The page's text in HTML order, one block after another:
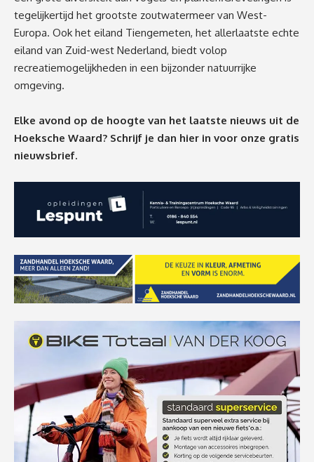
tegelijkertijd het grootste zoutwatermeer van West-
Europa. Ook het eiland Tiengemeten, het allerlaatste echte
eiland van Zuid-west Nederland, biedt volop
recreatiemogelijkheden in een bijzonder natuurrijke
omgeving.
Elke avond op de hoogte van het laatste nieuws uit de
Hoeksche Waard? Schrijf je dan hier in voor onze gratis
nieuwsbrief.